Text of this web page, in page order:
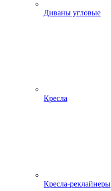
Диваны угловые
Кресла
Кресла-реклайнеры